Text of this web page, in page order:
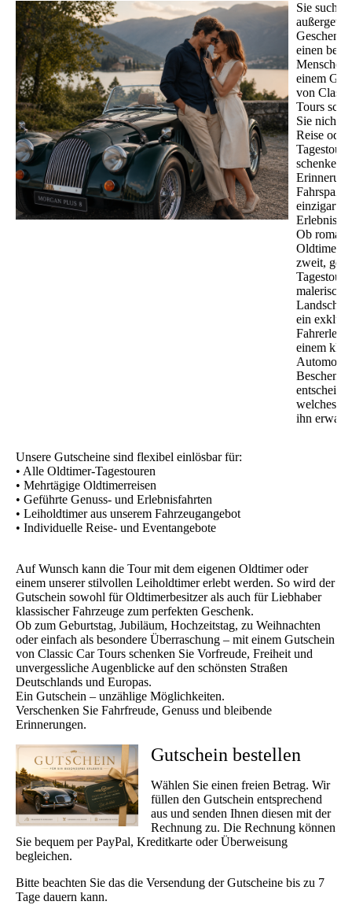
Sie
Geschenk
einen
einem
von
Tours
Sie nicht
Reise oder
Tagestour
schenken
Fahrspaß
Erlebnisse.
Ob
zweit,
Tagestour
malerische
ein
einem
Automobil
welches
ihn
Unsere Gutscheine sind flexibel einlösbar für:
• Alle Oldtimer-Tagestouren
• Mehrtägige Oldtimerreisen
• Geführte Genuss- und Erlebnisfahrten
• Leiholdtimer aus unserem Fahrzeugangebot
• Individuelle Reise- und Eventangebote
Auf Wunsch kann die Tour mit dem eigenen Oldtimer oder
einem unserer stilvollen Leiholdtimer erlebt werden. So wird der
Gutschein sowohl für Oldtimerbesitzer als auch für Liebhaber
klassischer Fahrzeuge zum perfekten Geschenk.
Ob zum Geburtstag, Jubiläum, Hochzeitstag, zu Weihnachten
oder einfach als besondere Überraschung – mit einem Gutschein
von Classic Car Tours schenken Sie Vorfreude, Freiheit und
unvergessliche Augenblicke auf den schönsten Straßen
Deutschlands und Europas.
Ein Gutschein – unzählige Möglichkeiten.
Verschenken Sie Fahrfreude, Genuss und bleibende
Erinnerungen.
Gutschein bestellen
Wählen Sie einen freien Betrag. Wir
füllen den Gutschein entsprechend
aus und senden Ihnen diesen mit der
Rechnung zu. Die Rechnung können
Sie bequem per PayPal, Kreditkarte oder Überweisung
begleichen.
Bitte beachten Sie das die Versendung der Gutscheine bis zu 7
Tage dauern kann.